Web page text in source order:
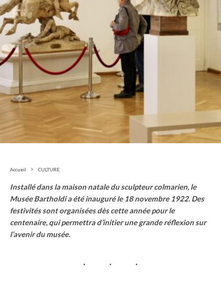
Accueil CULTURE
Installé dans la maison natale du sculpteur colmarien, le
Musée Bartholdi a été inauguré le 18 novembre 1922. Des
festivités sont organisées dès cette année pour le
centenaire, qui permettra d’initier une grande réflexion sur
l’avenir du musée.